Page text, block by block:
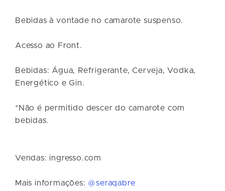
Bebidas à vontade no camarote suspenso.
Acesso ao Front.
Bebidas: Água, Refrigerante, Cerveja, Vodka,
Energético e Gin.
*Não é permitido descer do camarote com
bebidas.
Vendas: ingresso.com
Mais informações: @seraqabre